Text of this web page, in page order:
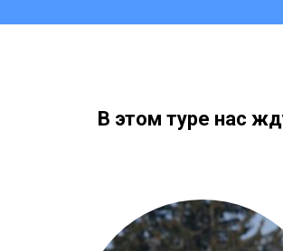
В этом туре нас